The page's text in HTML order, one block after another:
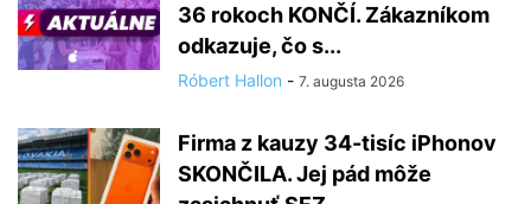
36 rokoch KONČÍ. Zákazníkom
odkazuje, čo s...
Róbert Hallon - 7. augusta 2026
Firma z kauzy 34-tisíc iPhonov
SKONČILA. Jej pád môže